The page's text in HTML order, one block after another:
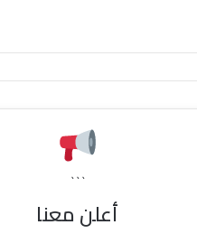
```
أعلن معنا